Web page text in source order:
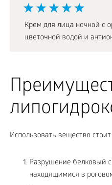
Крем для лица ночной с
цветочной водой и
Использовать вещество
Разрушение белковый
находящимися в